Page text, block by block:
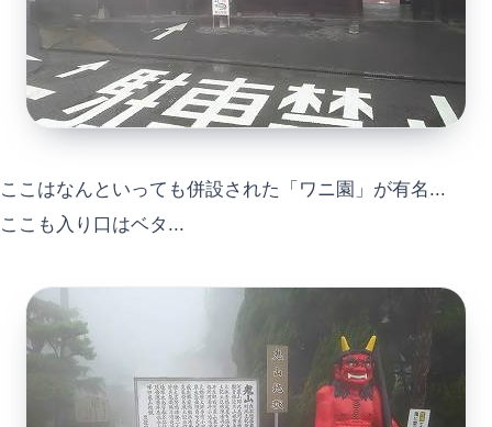
ここはなんといっても併設された「ワニ園」が有名...
ここも入り口はベタ...